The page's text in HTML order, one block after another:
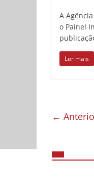
A
o Painel
Ler mais
←